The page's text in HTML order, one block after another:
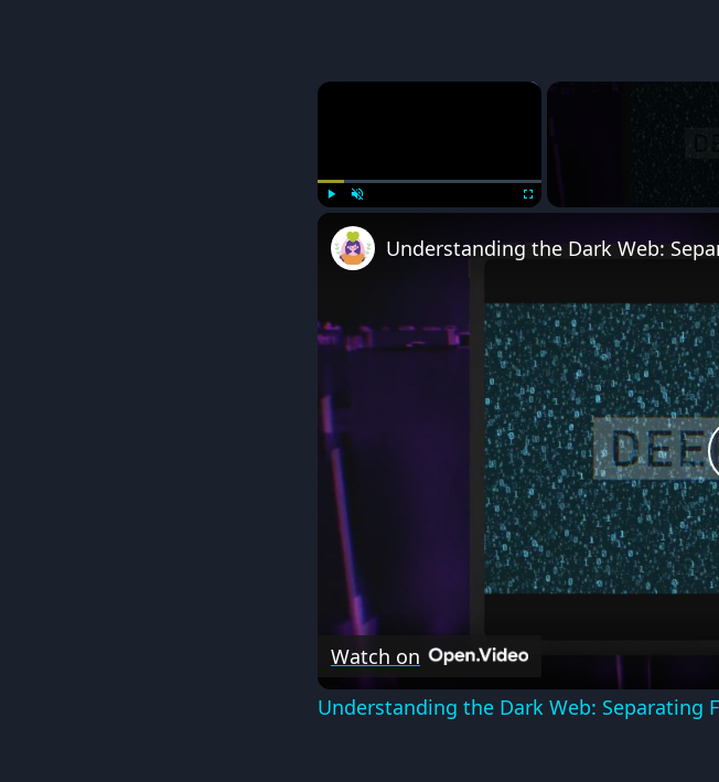
×
Understanding the Dark Web:
Watch on
Understanding the Dark Web: Separating